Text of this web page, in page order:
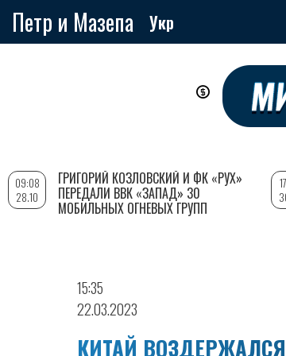
Петр и Мазепа Укр
15:35
22.03.2023
КИТАЙ
09:08
28.10
ГРИГОРИЙ КОЗЛОВСКИЙ И ФК «РУХ»
ПЕРЕДАЛИ ВВК «ЗАПАД» 30
МОБИЛЬНЫХ ОГНЕВЫХ ГРУПП